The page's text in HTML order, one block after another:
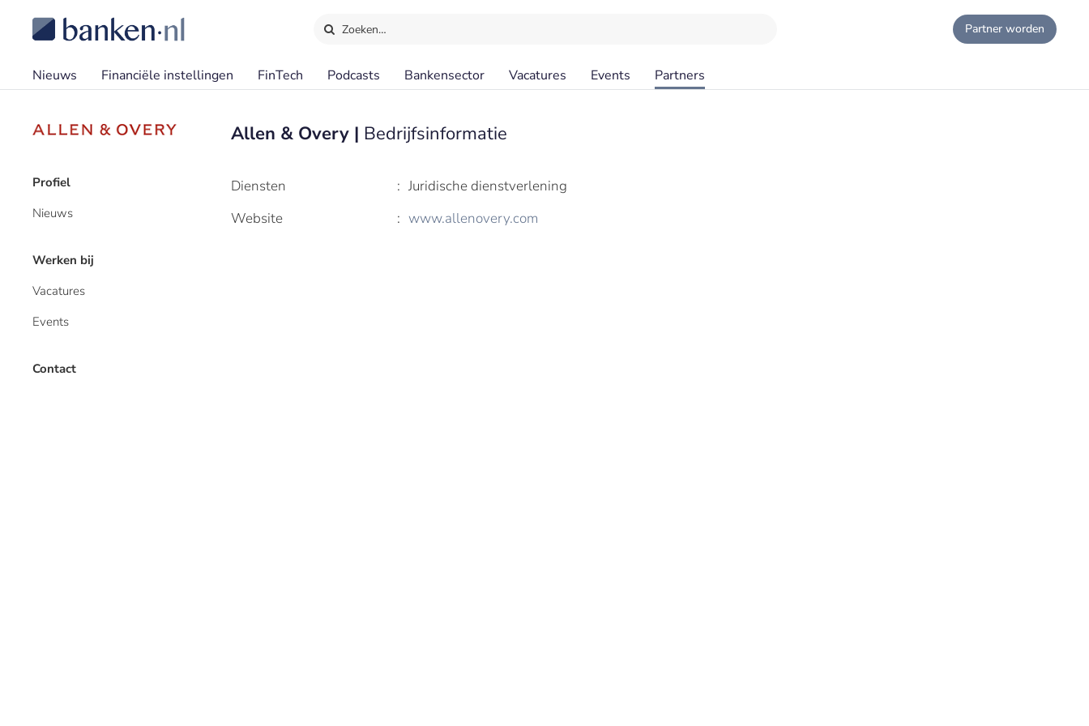
Zoeken… Partner worden
Nieuws Financiële instellingen FinTech Podcasts Bankensector Vacatures Events Partners
Profiel
Nieuws
Werken bij
Vacatures
Events
Contact
Allen & Overy | Bedrijfsinformatie
Diensten : Juridische dienstverlening
Website
: www.allenovery.com